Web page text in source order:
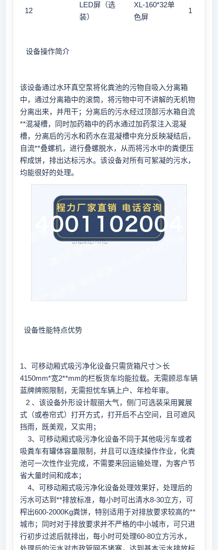
12
LED屏（选
装）
XL-160*32单
色屏
1
设备操作简介
该设备通过水环真空泵将化粪池的污物自吸入分离箱
中，通过分离箱中的滚筒，将污物中可不讲解的无机物
分离出来，并甩干；分离后的污水经过顶部污水箱自流
**混凝槽，同时加药箱中的药水通过加药泵注入混凝
槽，分离后的污水和药水在混凝槽中充分反映凝结后，
自流**叠螺机，进行叠螺脱水，从而将污水中的粪便压
榨成饼，排出达标污水。该设备对所有可絮凝的污水，
均能很好的处理。
设备性能特点优势
1、可移动厢式吸污净化设备只需货箱尺寸＞长
4150mm*宽2**mm的栏板货车均能拉载。无需顾忌车辆
蓝牌牌照限制，无需担忧车辆上户、年检年审。
2 、该设备外形设计靓丽大气，侧门可选装采用翼展
式（或卷帘式）打开方式，打开后不占空间，且可遮风
挡雨，既美观，又实用；
3、可移动厢式吸污净化设备不同于其他吸污车或者
吸粪车有罐体容量限制，并且可以连续操作作业，化粪
池可一次性作业完成，不需要来回运输处理，为客户节
省大量时间和成本；
4、可移动厢式吸污净化设备处理效果好，处理后的
污水可达到**排放标准，每小时可出清水8-30立方，可
榨出600-2000Kg粪饼，特别适用于对排放要求较高的**
城市；同时对于排放要求并不严格的中小城市，可只进
行初步过滤后就排出，每小时可处理60-80立方污水，